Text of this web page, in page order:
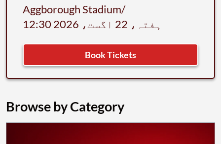
Aggborough Stadium/
ہفتہ، 22 اگست، 2026 12:30
Book Tickets
Browse by Category